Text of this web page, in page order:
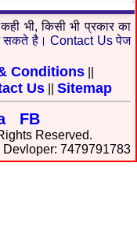
भी, किसी भी प्रकार का
सकते है। Contact Us पेज
Conditions
Us Sitemap
FB
Reserved.
Devloper: 7479791783